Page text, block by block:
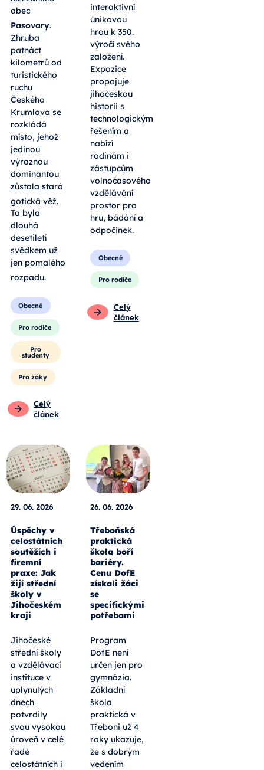
obec
Pasovary.
Zhruba
patnáct
kilometrů od
turistického
ruchu
Českého
Krumlova se
rozkládá
místo, jehož
jedinou
výraznou
dominantou
zůstala stará
gotická věž.
Ta byla
dlouhá
desetiletí
svědkem už
jen pomalého
rozpadu.
Obecné
Pro rodiče
Pro
studenty
Pro žáky
Celý
článek
interaktivní
únikovou
hrou k 350.
výročí svého
založení.
Expozice
propojuje
jihočeskou
historii s
technologickým
řešením a
nabízí
rodinám i
zástupcům
volnočasového
vzdělávání
prostor pro
hru, bádání a
odpočinek.
Obecné
Pro rodiče
Celý
článek
29. 06. 2026
Úspěchy v
celostátních
soutěžích i
firemní
praxe: Jak
žijí střední
školy v
Jihočeském
kraji
Jihočeské
střední školy
a vzdělávací
instituce v
uplynulých
dnech
potvrdily
svou vysokou
úroveň v celé
řadě
celostátních i
26. 06. 2026
Třeboňská
praktická
škola boří
bariéry.
Cenu DofE
získali žáci
se
specifickými
potřebami
Program
DofE není
určen jen pro
gymnázia.
Základní
škola
praktická v
Třeboni už 4
roky ukazuje,
že s dobrým
vedením